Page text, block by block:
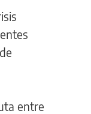
entre